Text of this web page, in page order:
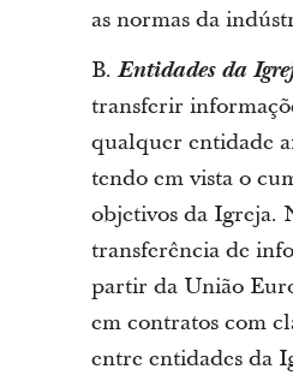
as normas da
B. Entidades da
transferir
qualquer entidade
tendo em vista o
objetivos da Igreja.
transferência de
partir da União
em contratos com
entre entidades da